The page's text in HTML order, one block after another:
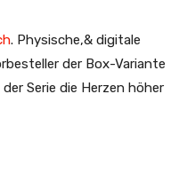
. Physische,& digitale
der Box-Variante
Serie die Herzen höher